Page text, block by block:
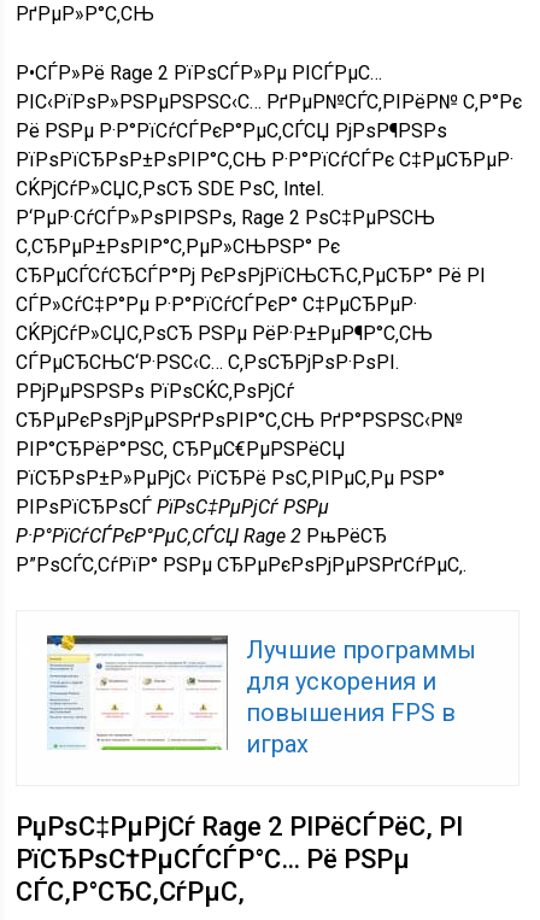
РґРµР»Р°С‚СЊ
Р•СЃР»Рё Rage 2 РїРѕСЃР»Рµ РІСЃРµС…
РІС‹РїРѕР»РЅРµРЅРЅС‹С… РґРµР№СЃС‚РІРёР№ С‚Р°Рє
Рё РЅРµ Р·Р°РїСѓСЃРєР°РµС‚СЃСЏ РјРѕР¶РЅРѕ
РїРѕРїСЂРѕР±РѕРІР°С‚СЊ Р·Р°РїСѓСЃРє С‡РµСЂРµР·
СЌРјСѓР»СЏС‚РѕСЂ SDE РѕС‚ Intel.
Р‘РµР·СѓСЃР»РѕРІРЅРѕ, Rage 2 РѕС‡РµРЅСЊ
С‚СЂРµР±РѕРІР°С‚РµР»СЊРЅР° Рє
СЂРµСЃСѓСЂСЃР°Рј РєРѕРјРїСЊСЋС‚РµСЂР° Рё РІ
СЃР»СѓС‡Р°Рµ Р·Р°РїСѓСЃРєР° С‡РµСЂРµР·
СЌРјСѓР»СЏС‚РѕСЂ РЅРµ РёР·Р±РµР¶Р°С‚СЊ
СЃРµСЂСЊС‘Р·РЅС‹С… С‚РѕСЂРјРѕР·РѕРІ.
РРјРµРЅРЅРѕ РїРѕСЌС‚РѕРјСѓ
СЂРµРєРѕРјРµРЅРґРѕРІР°С‚СЊ РґР°РЅРЅС‹Р№
РІР°СЂРёР°РЅС‚ СЂРµС€РµРЅРёСЏ
РїСЂРѕР±Р»РµРјС‹ РїСЂРё РѕС‚РІРµС‚Рµ РЅР°
РІРѕРїСЂРѕСЃРїРѕС‡РµРјСѓ РЅРµ
Р·Р°РїСѓСЃРєР°РµС‚СЃСЏ Rage 2 РњРёСЂ
Р”РѕСЃС‚СѓРїР° РЅРµ СЂРµРєРѕРјРµРЅРґСѓРµС‚.
Лучшие программы
для ускорения и
повышения FPS в
играх
РџРѕС‡РµРјСѓ Rage 2 РІРёСЃРёС‚ РІ
РїСЂРѕС†РµСЃСЃР°С… Рё РЅРµ
СЃС‚Р°СЂС‚СѓРµС‚